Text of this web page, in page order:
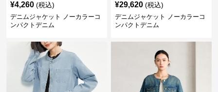
¥4,260 (税込)
デニムジャケット ノーカラーコ
ンパクトデニム
¥29,620 (税込)
デニムジャケット ノーカラーコ
ンパクトデニム